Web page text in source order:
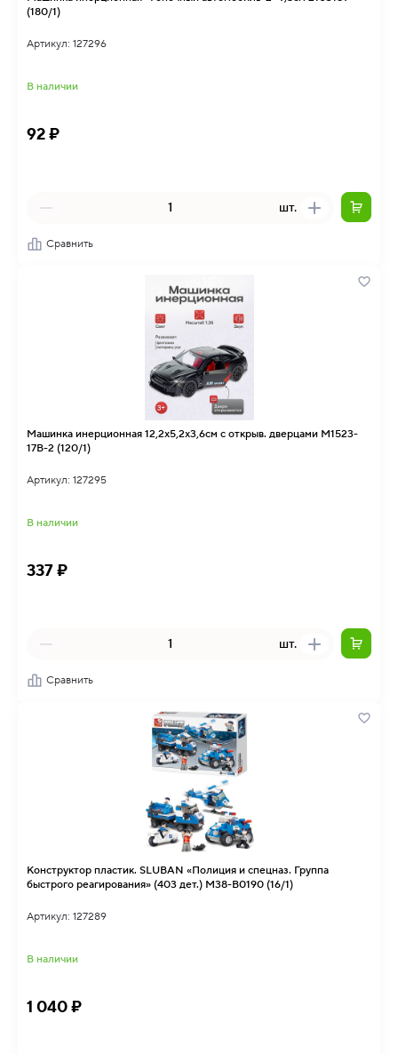
(180/1)
Артикул: 127296
В наличии
92 ₽
шт.
Сравнить
Машинка инерционная 12,2х5,2х3,6см с открыв. дверцами M1523-
17B-2 (120/1)
Артикул: 127295
В наличии
337 ₽
шт.
Сравнить
Конструктор пластик. SLUBAN «Полиция и спецназ. Группа
быстрого реагирования» (403 дет.) M38-B0190 (16/1)
Артикул: 127289
В наличии
1 040 ₽